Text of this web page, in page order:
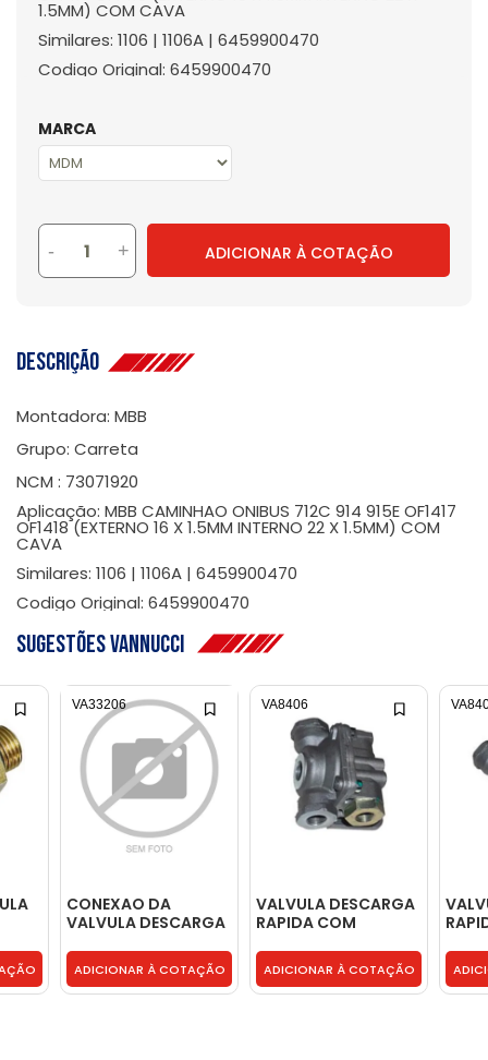
1.5MM) COM CAVA
Similares: 1106 | 1106A | 6459900470
Codigo Original: 6459900470
MARCA
- + ADICIONAR À COTAÇÃO
Descrição
Montadora: MBB
Grupo: Carreta
NCM : 73071920
Aplicação: MBB CAMINHAO ONIBUS 712C 914 915E OF1417
OF1418 (EXTERNO 16 X 1.5MM INTERNO 22 X 1.5MM) COM
CAVA
Similares: 1106 | 1106A | 6459900470
Codigo Original: 6459900470
Sugestões Vannucci
CONEXAO DA
VALVULA DESCARGA
2C352535BA
ADICIONAR À COTAÇÃO
VA33206
VALVULA DESCARGA
RAPIDA COM
ACOPLADA -
2C352K119AA
ADICIONAR À COTAÇÃO
VA8406